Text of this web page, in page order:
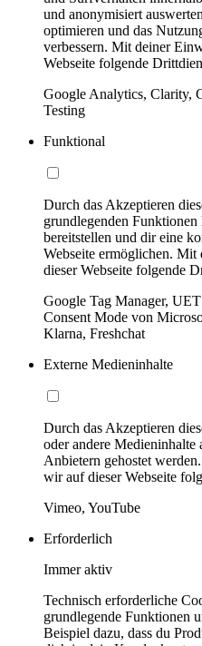
und anonymisiert
optimieren und das
verbessern. Mit deiner
Webseite folgende
Google Analytics, Clarity,
Testing
Funktional
Durch das Akzeptieren
grundlegenden Funktionen
bereitstellen und dir eine
Webseite ermöglichen.
dieser Webseite folgende
Google Tag Manager,
Consent Mode von
Klarna, Freshchat
Externe Medieninhalte
Durch das Akzeptieren
oder andere Medieninhalte
Anbietern gehostet
wir auf dieser Webseite
Vimeo, YouTube
Erforderlich
Immer aktiv
Technisch erforderliche
grundlegende Funktionen
Beispiel dazu, dass du